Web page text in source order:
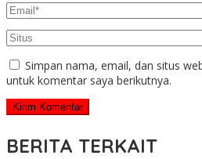
Simpan nama, email, dan situs
untuk komentar saya berikutnya.
BERITA TERKAIT